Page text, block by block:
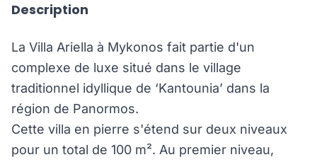
Description
La Villa Ariella à Mykonos fait partie d'un
complexe de luxe situé dans le village
traditionnel idyllique de ‘Kantounia’ dans la
région de Panormos.
Cette villa en pierre s'étend sur deux niveaux
pour un total de 100 m². Au premier niveau,